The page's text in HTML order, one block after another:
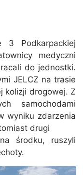
3 Podkarpackiej
medyczni
do jednostki.
JELCZ na trasie
kolizji drogowej. Z
samochodami
wyniku zdarzenia
drugi
środku, ruszyli